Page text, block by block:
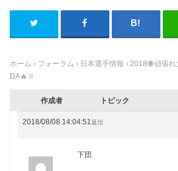
ホーム › フォーラム › 日本選手情報 › 2018🐝頑張
DA🔥Ⅱ
作成者 トピック
2018/08/08 14:04:51返信
下団